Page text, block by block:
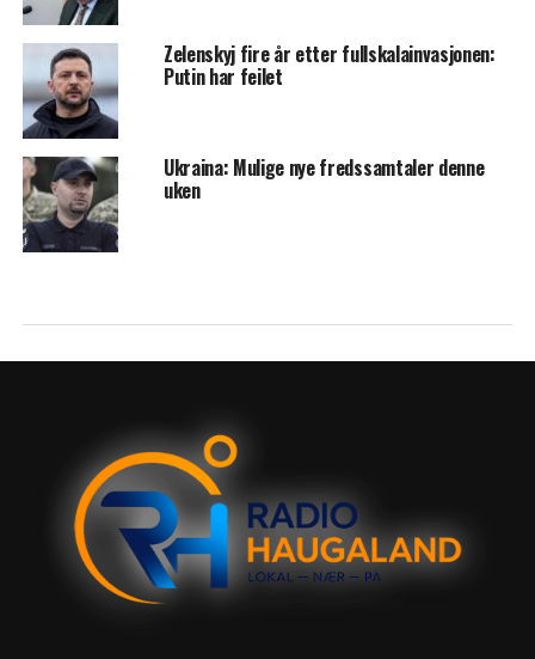
Zelenskyj fire år etter fullskalainvasjonen:
Putin har feilet
Ukraina: Mulige nye fredssamtaler denne
uken